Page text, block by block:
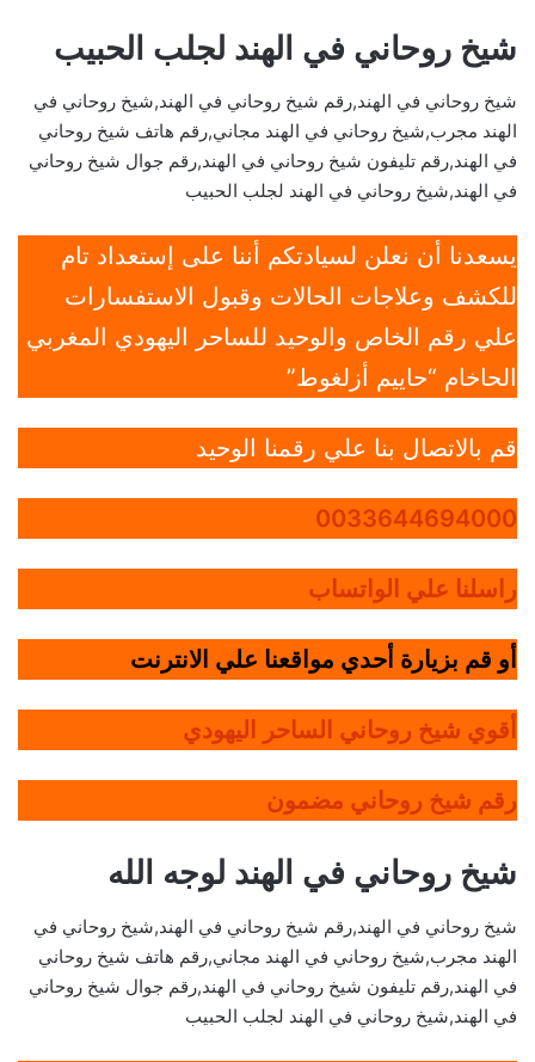
شيخ روحاني في الهند لجلب الحبيب
شيخ روحاني في الهند,رقم شيخ روحاني في الهند,شيخ روحاني في
الهند مجرب,شيخ روحاني في الهند مجاني,رقم هاتف شيخ روحاني
في الهند,رقم تليفون شيخ روحاني في الهند,رقم جوال شيخ روحاني
في الهند,شيخ روحاني في الهند لجلب الحبيب
يسعدنا أن نعلن لسيادتكم أننا على إستعداد تام
للكشف وعلاجات الحالات وقبول الاستفسارات
علي رقم الخاص والوحيد للساحر اليهودي المغربي
الحاخام “حاييم أزلغوط”
قم بالاتصال بنا علي رقمنا الوحيد
0033644694000
راسلنا علي الواتساب
أو قم بزيارة أحدي مواقعنا علي الانترنت
أقوي شيخ روحاني الساحر اليهودي
رقم شيخ روحاني مضمون
شيخ روحاني في الهند لوجه الله
شيخ روحاني في الهند,رقم شيخ روحاني في الهند,شيخ روحاني في
الهند مجرب,شيخ روحاني في الهند مجاني,رقم هاتف شيخ روحاني
في الهند,رقم تليفون شيخ روحاني في الهند,رقم جوال شيخ روحاني
في الهند,شيخ روحاني في الهند لجلب الحبيب